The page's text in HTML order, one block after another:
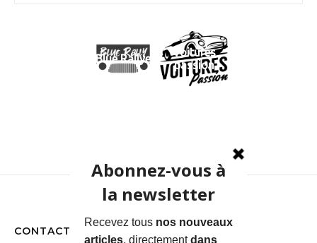
Blue Rallye
Voitures
passion
CONTACT